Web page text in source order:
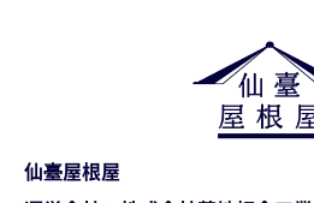
仙臺屋根屋